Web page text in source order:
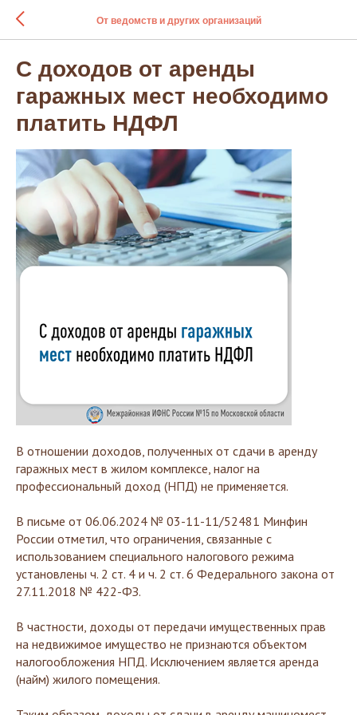
От ведомств и других организаций
С доходов от аренды
гаражных мест необходимо
платить НДФЛ
В отношении доходов, полученных от сдачи в аренду
гаражных мест в жилом комплексе, налог на
профессиональный доход (НПД) не применяется.
В письме от 06.06.2024 № 03-11-11/52481 Минфин
России отметил, что ограничения, связанные с
использованием специального налогового режима
установлены ч. 2 ст. 4 и ч. 2 ст. 6 Федерального закона от
27.11.2018 № 422-ФЗ.
В частности, доходы от передачи имущественных прав
на недвижимое имущество не признаются объектом
налогообложения НПД. Исключением является аренда
(найм) жилого помещения.